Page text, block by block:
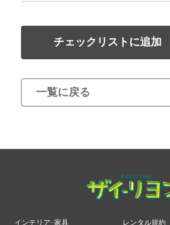
チェックリストに追加
一覧に戻る
インテリア･家具 レンタル規約